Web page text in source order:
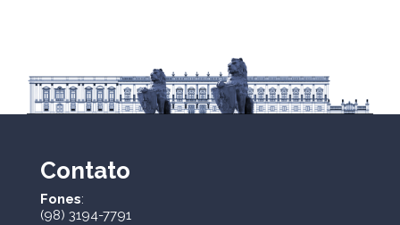
Contato
Fones:
(98) 3194-7791